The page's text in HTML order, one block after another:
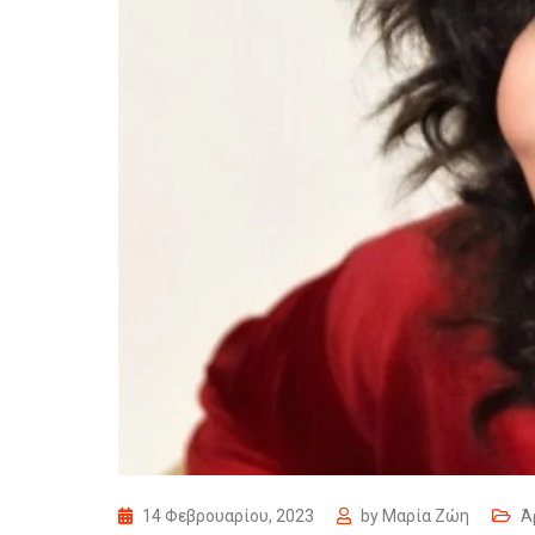
14 Φεβρουαρίου, 2023 by Μαρία Ζώη